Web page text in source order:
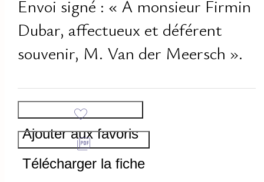
Envoi signé : « À monsieur Firmin
Dubar, affectueux et déférent
souvenir, M. Van der Meersch ».
Ajouter aux favoris
Télécharger la fiche